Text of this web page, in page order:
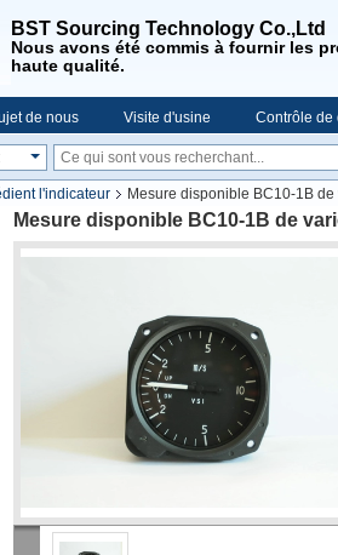
BST Sourcing Technology Co.,Ltd
Nous avons été commis à fournir les
haute qualité.
de nous Visite d'usine Contrôle de
l'indicateur
Mesure disponible BC10-1B
Mesure disponible BC10-1B de